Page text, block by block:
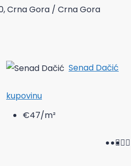
Crna Gora / Crna Gora
Senad Dačić
kupovinu
€47/m²